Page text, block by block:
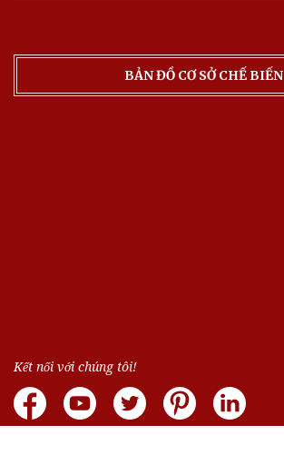
BẢN ĐỒ CƠ SỞ CHẾ BIẾN
Kết nối với chúng tôi!